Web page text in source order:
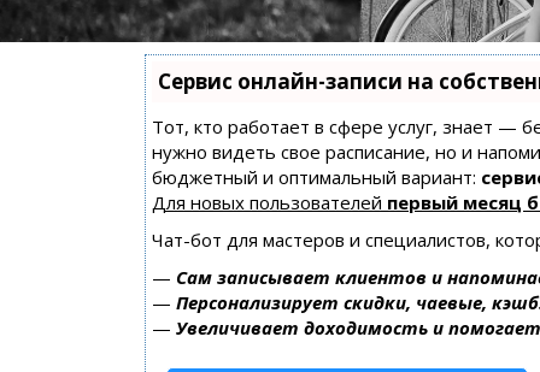
Сервис онлайн-записи на
Тот, кто работает в сфере услуг, знает —
нужно видеть свое расписание, но и
бюджетный и оптимальный вариант:
Для новых пользователей первый месяц
Чат-бот для мастеров и специалистов,
— Сам записывает клиентов и
— Персонализирует скидки, чаевые,
— Увеличивает доходимость и